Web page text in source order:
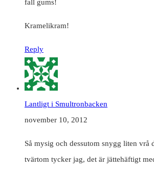
fall gums!
Kramelikram!
Reply
Lantligt i Smultronbacken
november 10, 2012
Så mysig och dessutom snygg liten vrå
tvärtom tycker jag, det är jättehäftigt